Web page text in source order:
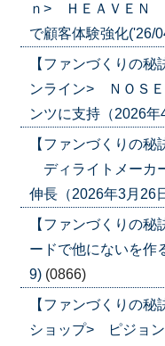
ｎ> ＨＥＡＶＥＮ
で顧客体験強化('26/
【ファンづくりの
ンライン> ＮＯＳ
ンツに支持（2026
【ファンづくりの
ディライトメーカ
伸長（2026年3月26
【ファンづくりの
ードで他にないを作
9) (0866)
【ファンづくりの
ショップ> ピジョン